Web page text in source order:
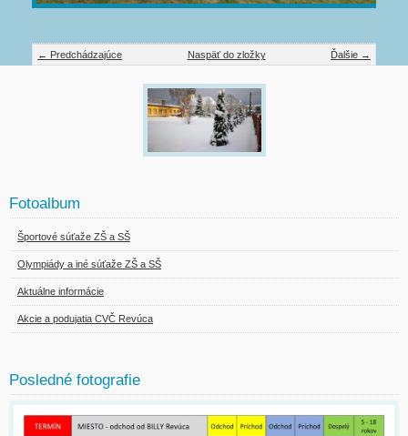
← Predchádzajúce Ďalšie →
Naspäť do zložky
Fotoalbum
Športové súťaže ZŠ a SŠ
Olympiády a iné súťaže ZŠ a SŠ
Aktuálne informácie
Akcie a podujatia CVČ Revúca
Posledné fotografie